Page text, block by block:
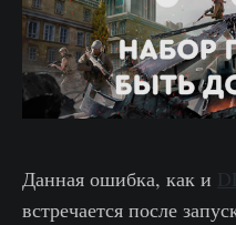
Данная ошибка, как и
встречается после